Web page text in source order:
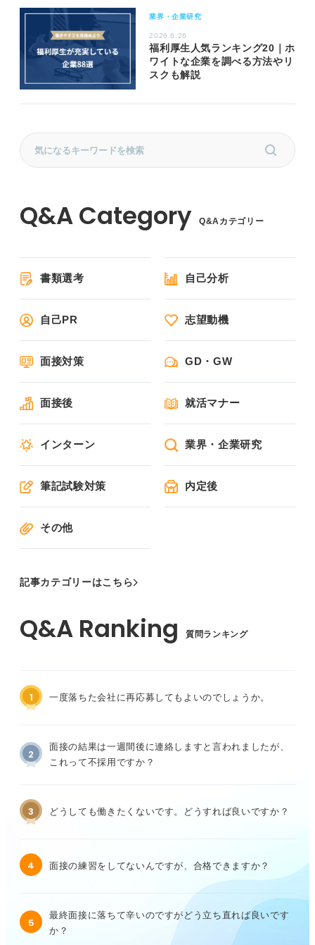
業界・企業研究
2026.6.26
福利厚生人気ランキング20｜ホ
ワイトな企業を調べる方法やリ
スクも解説
Q&Aカテゴリー
書類選考 自己分析
自己PR 志望動機
面接対策 GD・GW
面接後 就活マナー
インターン 業界・企業研究
筆記試験対策 内定後
その他
記事カテゴリーはこちら
質問ランキング
1 一度落ちた会社に再応募してもよいのでしょうか。
2
面接の結果は一週間後に連絡しますと言われましたが、
これって不採用ですか？
3 どうしても働きたくないです。どうすれば良いですか？
4 面接の練習をしてないんですが、合格できますか？
5
最終面接に落ちて辛いのですがどう立ち直れば良いです
か？